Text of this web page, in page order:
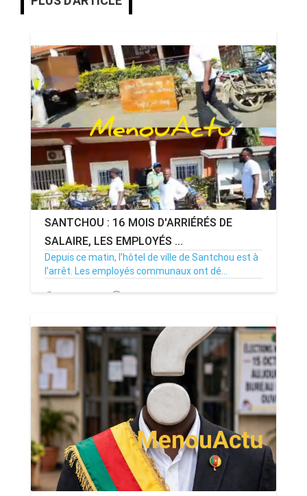
SANTCHOU : 16 MOIS D'ARRIÉRÉS DE
SALAIRE, LES EMPLOYÉS ...
Depuis ce matin, l’hôtel de ville de Santchou est à
l’arrêt. Les employés communaux ont dé...
20/07/26 Par MenouActu 0